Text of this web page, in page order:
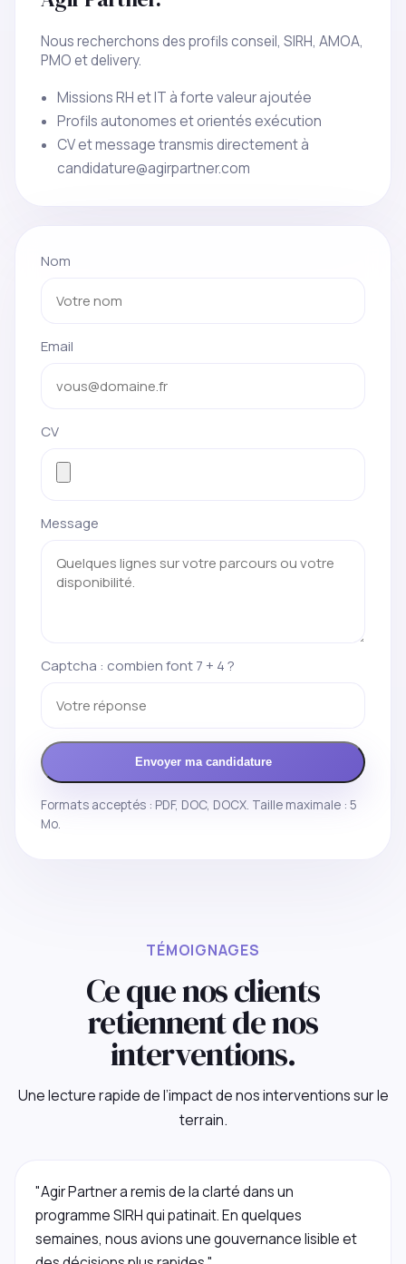
Nous recherchons des profils conseil, SIRH, AMOA,
PMO et delivery.
Missions RH et IT à forte valeur ajoutée
Profils autonomes et orientés exécution
CV et message transmis directement à
candidature@agirpartner.com
Nom
Email
CV
Message
Captcha : combien font 7 + 4 ?
Envoyer ma candidature
Formats acceptés : PDF, DOC, DOCX. Taille maximale : 5
Mo.
TÉMOIGNAGES
Ce que nos clients
retiennent de nos
interventions.
Une lecture rapide de l’impact de nos interventions sur le
terrain.
"Agir Partner a remis de la clarté dans un
programme SIRH qui patinait. En quelques
semaines, nous avions une gouvernance lisible et